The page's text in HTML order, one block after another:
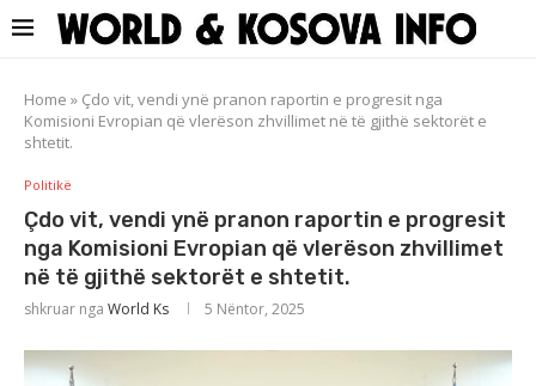
Home » Çdo vit, vendi ynë pranon raportin e progresit nga
Komisioni Evropian që vlerëson zhvillimet në të gjithë sektorët e
shtetit.
Politikë
Çdo vit, vendi ynë pranon raportin e progresit
nga Komisioni Evropian që vlerëson zhvillimet
në të gjithë sektorët e shtetit.
shkruar nga World Ks 5 Nëntor, 2025